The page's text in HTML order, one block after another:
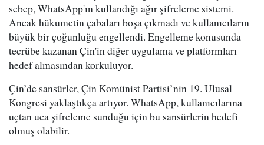
sebep, WhatsApp'ın kullandığı ağır şifreleme sistemi.
Ancak hükumetin çabaları boşa çıkmadı ve kullanıcıların
büyük bir çoğunluğu engellendi. Engelleme konusunda
tecrübe kazanan Çin'in diğer uygulama ve platformları
hedef almasından korkuluyor.
Çin’de sansürler, Çin Komünist Partisi’nin 19. Ulusal
Kongresi yaklaştıkça artıyor. WhatsApp, kullanıcılarına
uçtan uca şifreleme sunduğu için bu sansürlerin hedefi
olmuş olabilir.